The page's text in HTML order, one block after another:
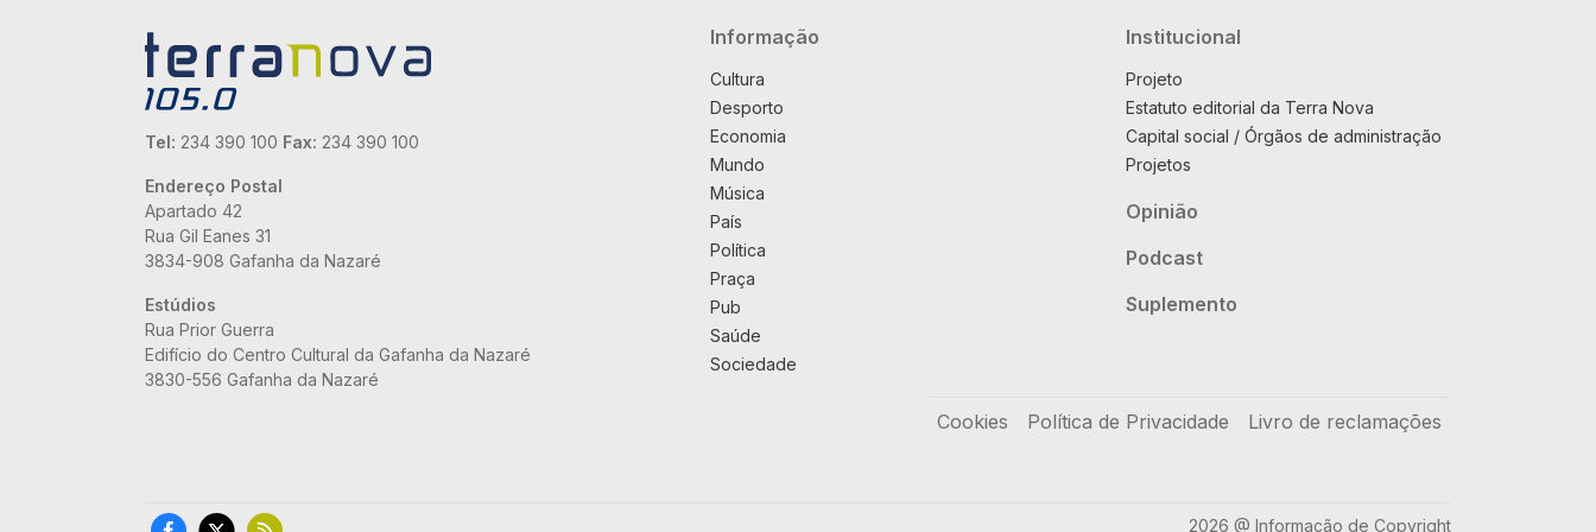
Tel: 234 390 100 Fax: 234 390 100
Endereço Postal
Apartado 42
Rua Gil Eanes 31
3834-908 Gafanha da Nazaré
Estúdios
Rua Prior Guerra
Edifício do Centro Cultural da Gafanha da Nazaré
3830-556 Gafanha da Nazaré
Navegação principal
Informação
Cultura
Desporto
Economia
Mundo
Música
País
Política
Praça
Pub
Saúde
Sociedade
Institucional
Projeto
Estatuto editorial da Terra Nova
Capital social / Órgãos de administração
Projetos
Opinião
Podcast
Suplemento
Cookies Política de Privacidade Livro de reclamações
2026 @ Informação de Copyright